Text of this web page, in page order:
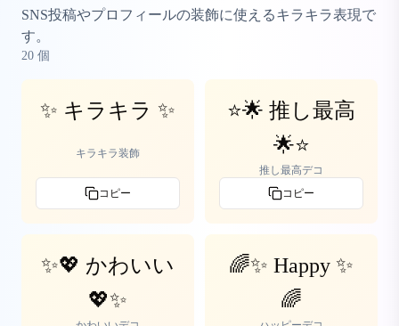
SNS投稿やプロフィールの装飾に使えるキラキラ表現で
す。
20 個
✨ キラキラ ✨
キラキラ装飾
コピー
⭐🌟 推し最高
🌟⭐
推し最高デコ
コピー
✨💖 かわいい
💖✨
🌈✨ Happy ✨
🌈